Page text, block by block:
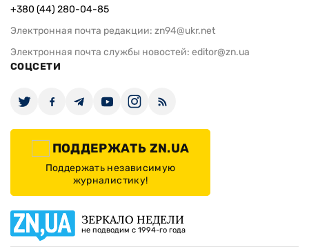
+380 (44) 280-04-85
Электронная почта редакции: zn94@ukr.net
Электронная почта службы новостей: editor@zn.ua
СОЦСЕТИ
ПОДДЕРЖАТЬ ZN.UA
Поддержать независимую
журналистику!
ЗЕРКАЛО НЕДЕЛИ
не подводим с 1994-го года